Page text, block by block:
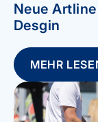
Neue
Desgin
MEHR